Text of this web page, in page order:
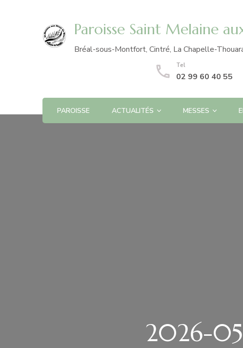
Paroisse Saint Melaine
Bréal-sous-Montfort, Cintré, La Chapelle-
Tel
02 99 60 40 55
PAROISSE ACTUALITÉS MESSES
2026-